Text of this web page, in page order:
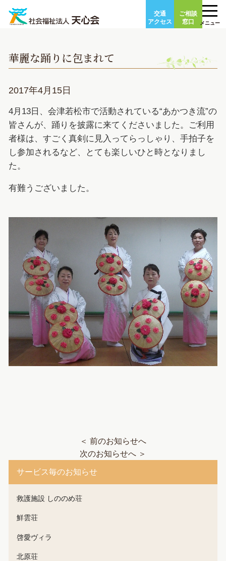
content
交通
アクセス
ご相談
窓口
メニュー
華麗な踊りに包まれて
2017年4月15日
4月13日、会津若松市で活動されている“あかつき流”の
皆さんが、踊りを披露に来てくださいました。ご利用
者様は、すごく真剣に見入ってらっしゃり、手拍子を
し参加されるなど、とても楽しいひと時となりまし
た。
有難うございました。
＜ 前のお知らせへ
次のお知らせへ ＞
サービス毎のお知らせ
救護施設 しののめ荘
鮮雲荘
啓愛ヴィラ
北原荘